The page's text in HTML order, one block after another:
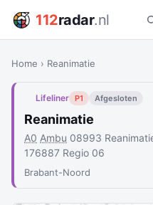
112radar.nl
Home › Reanimatie
Lifeliner P1 Afgesloten
Reanimatie
A0 Ambu 08993
176887 Regio 06
Brabant-Noord